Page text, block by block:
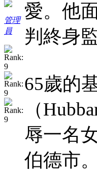
管理
員
愛。他
判終身
65歲的
（
辱一名
伯德市。